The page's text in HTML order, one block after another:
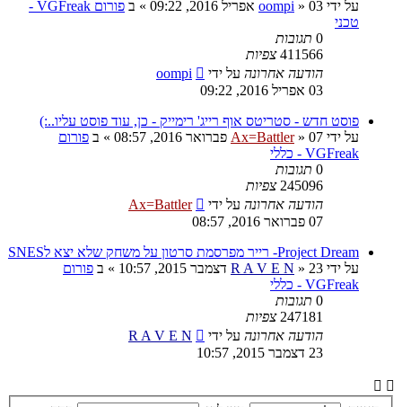
על ידי
oompi » 03 אפריל 2016, 09:22 » ב
פורום VGFreak -
טכני
0 תגובות
411566 צפיות
הודעה אחרונה על ידי
oompi
03 אפריל 2016, 09:22
פוסט חדש - סטריטס אוף רייג' רימייק - כן, עוד פוסט עליו..:)
על ידי
Ax=Battler» 07 פברואר 2016, 08:57 » ב פורום
VGFreak - כללי
0 תגובות
245096 צפיות
הודעה אחרונה על ידי
Ax=Battler
07 פברואר 2016, 08:57
Project Dream- רייר מפרסמת סרטון על משחק שלא יצא לSNES
על ידי
R A V E N » 23 דצמבר 2015, 10:57 » ב פורום
VGFreak - כללי
0 תגובות
247181 צפיות
הודעה אחרונה על ידי
R A V E N
23 דצמבר 2015, 10:57